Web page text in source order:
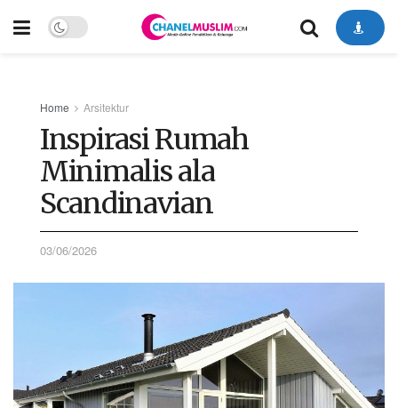
Home Arsitektur
Inspirasi Rumah
Minimalis ala
Scandinavian
03/06/2026